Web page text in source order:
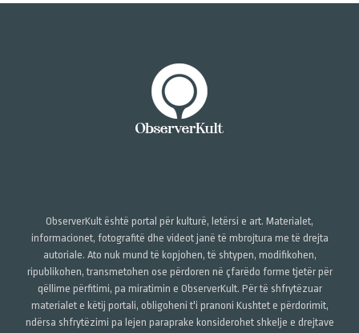
ObserverKult është portal për kulturë, letërsi e art. Materialet,
informacionet, fotografitë dhe videot janë të mbrojtura me të drejta
autoriale. Ato nuk mund të kopjohen, të shtypen, modifikohen,
ripublikohen, transmetohen ose përdoren në çfarëdo forme tjetër për
qëllime përfitimi, pa miratimin e ObserverKult. Për të shfrytëzuar
materialet e këtij portali, obligoheni t'i pranoni Kushtet e përdorimit,
ndërsa shfrytëzimi pa lejen paraprake konsiderohet shkelje e drejtave